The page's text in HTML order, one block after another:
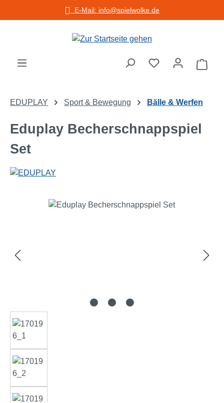
Zum Hauptinhalt springenE-Mail: info@spielwolke.de
EDUPLAY Sport & Bewegung Bälle & Werfen
Eduplay Becherschnappspiel
Set
Bildergalerie überspringen